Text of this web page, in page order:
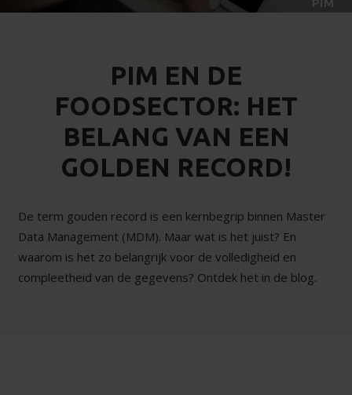
PIM EN DE
FOODSECTOR: HET
BELANG VAN EEN
GOLDEN RECORD!
De term gouden record is een kernbegrip binnen Master
Data Management (MDM). Maar wat is het juist? En
waarom is het zo belangrijk voor de volledigheid en
compleetheid van de gegevens? Ontdek het in de blog.